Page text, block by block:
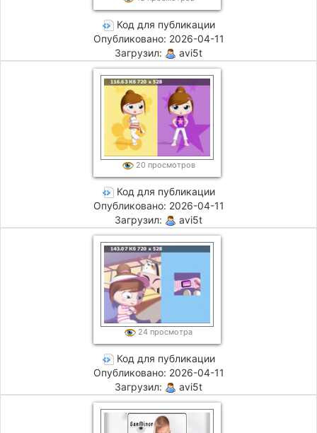
Код для публикации
Опубликовано: 2026-04-11
Загрузил:
avi5t
20 просмотров
Код для публикации
Опубликовано: 2026-04-11
Загрузил:
avi5t
24 просмотра
Код для публикации
Опубликовано: 2026-04-11
Загрузил:
avi5t